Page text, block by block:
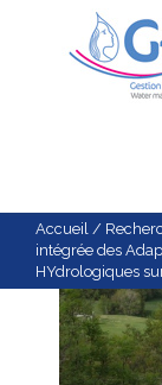
ACTUALITÉS
AGENDA
CALENDRIER
LISTE DU
Accueil /
intégrée des
HYdrologiques